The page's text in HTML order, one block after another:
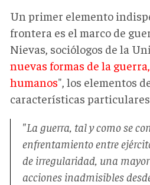
Un primer elemento
frontera es el marco de
Nievas, sociólogos de la
nuevas formas de la
humanos", los elementos
características
"La guerra, tal y como se
enfrentamiento entre
de irregularidad, una
acciones inadmisibles